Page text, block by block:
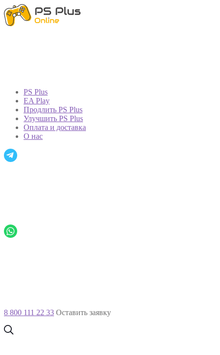
PS Plus
EA Play
Продлить PS Plus
Улучшить PS Plus
Оплата и доставка
О нас
8 800 111 22 33 Оставить заявку